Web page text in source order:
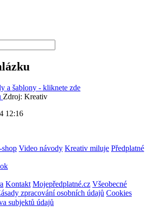
a šablony - kliknete zde
Zdroj: Kreativ
12:16
shop Video návody Kreativ miluje Předplatné
Kontakt Mojepředplatné.cz Všeobecné
zpracování osobních údajů Cookies
subjektů údajů